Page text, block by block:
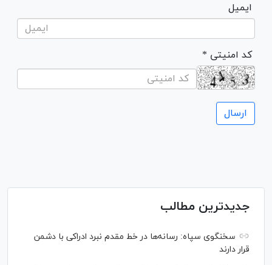
ایمیل
* کد امنیتی
جدیدترین مطالب
سخنگوی سپاه: رسانه‌ها در خط مقدم نبرد ادراکی با دشمن
قرار دارند